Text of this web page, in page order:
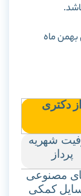
بهمن ماه
دکتری
شهریه
پرداز
مصنوعی
کمکی